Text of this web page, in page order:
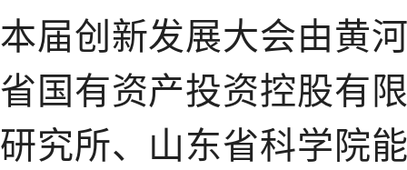
本届创新发展大会由黄
省国有资产投资控股有
研究所、山东省科学院